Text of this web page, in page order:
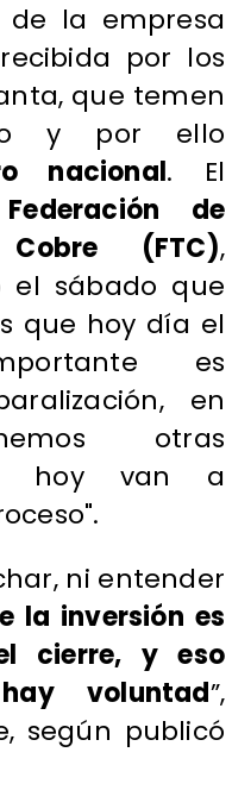
de la empresa
por los
que temen
y por ello
nacional. El
Federación de
(FTC),
el sábado que
que hoy día el
es
en
otras
hoy van a
ni entender
la inversión es
cierre, y eso
voluntad”,
según publicó